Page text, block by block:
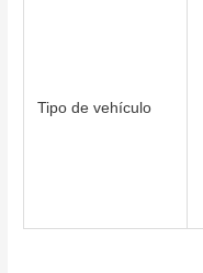
Tipo de vehículo